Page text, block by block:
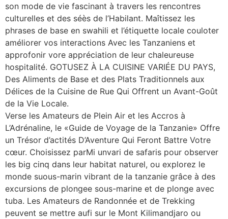
son mode de vie fascinant à travers les rencontres
culturelles et des séès de l’Habilant. Maîtissez les
phrases de base en swahili et l’étiquette locale couloter
améliorer vos interactions Avec les Tanzaniens et
approfonir vore appréciation de leur chaleureuse
hospitalité. GOTUSEZ À LA CUISINE VARIÉE DU PAYS,
Des Aliments de Base et des Plats Traditionnels aux
Délices de la Cuisine de Rue Qui Offrent un Avant-Goût
de la Vie Locale.
Verse les Amateurs de Plein Air et les Accros à
L’Adrénaline, le «Guide de Voyage de la Tanzanie» Offre
un Trésor d’actités D’Aventure Qui Feront Battre Votre
cœur. Choisissez parMi unvari de safaris pour observer
les big cinq dans leur habitat naturel, ou explorez le
monde suous-marin vibrant de la tanzanie grâce à des
excursions de plongee sous-marine et de plonge avec
tuba. Les Amateurs de Randonnée et de Trekking
peuvent se mettre aufi sur le Mont Kilimandjaro ou